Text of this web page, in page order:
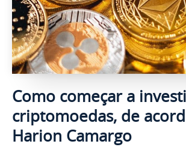
Como começar a
criptomoedas, de
Harion Camargo